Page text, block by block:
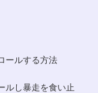
ールする方法
ルし暴走を食い止